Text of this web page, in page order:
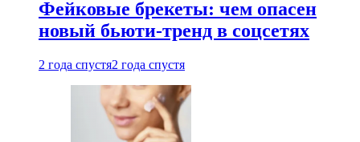
Фейковые брекеты: чем опасен
новый бьюти-тренд в соцсетях
2 года спустя2 года спустя